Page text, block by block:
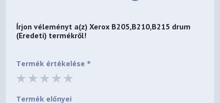
Írjon véleményt a(z)Xerox B205,B210,B215 drum
(Eredeti) termékről!
Termék értékelése *
Termék előnyei